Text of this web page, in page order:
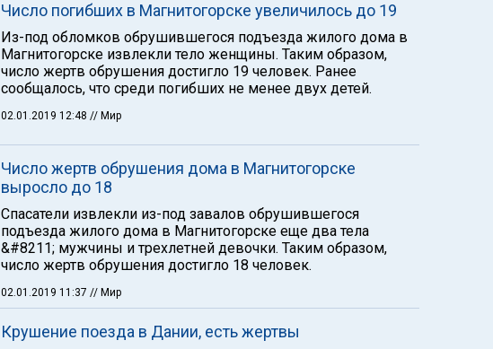
Число погибших в Магнитогорске увеличилось до 19
Из-под обломков обрушившегося подъезда жилого дома в
Магнитогорске извлекли тело женщины. Таким образом,
число жертв обрушения достигло 19 человек. Ранее
сообщалось, что среди погибших не менее двух детей.
02.01.2019 12:48 // Мир
Число жертв обрушения дома в Магнитогорске
выросло до 18
Спасатели извлекли из-под завалов обрушившегося
подъезда жилого дома в Магнитогорске еще два тела
&#8211; мужчины и трехлетней девочки. Таким образом,
число жертв обрушения достигло 18 человек.
02.01.2019 11:37 // Мир
Крушение поезда в Дании, есть жертвы